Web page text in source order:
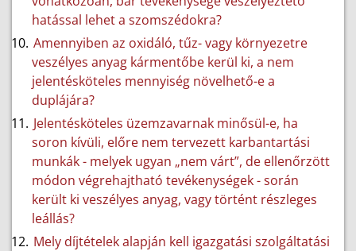
hatással lehet a szomszédokra?
Amennyiben az oxidáló, tűz- vagy környezetre
veszélyes anyag kármentőbe kerül ki, a nem
jelentésköteles mennyiség növelhető-e a
duplájára?
Jelentésköteles üzemzavarnak minősül-e, ha
soron kívüli, előre nem tervezett karbantartási
munkák - melyek ugyan „nem várt”, de ellenőrzött
módon végrehajtható tevékenységek - során
került ki veszélyes anyag, vagy történt részleges
leállás?
Mely díjtételek alapján kell igazgatási szolgáltatási